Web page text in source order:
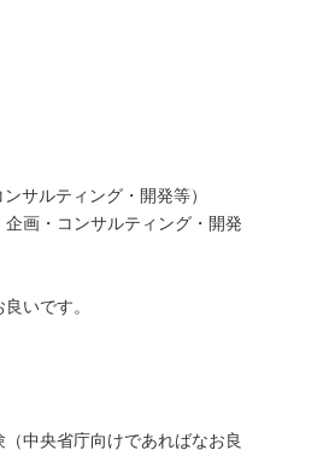
サルティング・開発等）
画・コンサルティング・開発
いです。
中央省庁向けであればなお良